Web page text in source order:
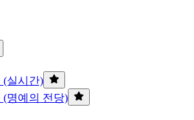
(실시간)
(명예의 전당)